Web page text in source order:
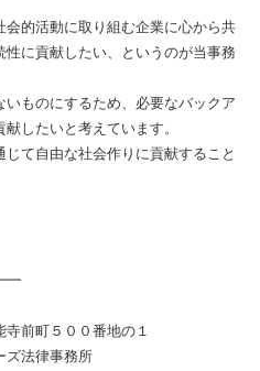
的活動に取り組む企業に心から共
に貢献したい、というのが当事務
ものにするため、必要なバックア
したいと考えています。
て自由な社会作りに貢献すること
前町５００番地の１
法律事務所